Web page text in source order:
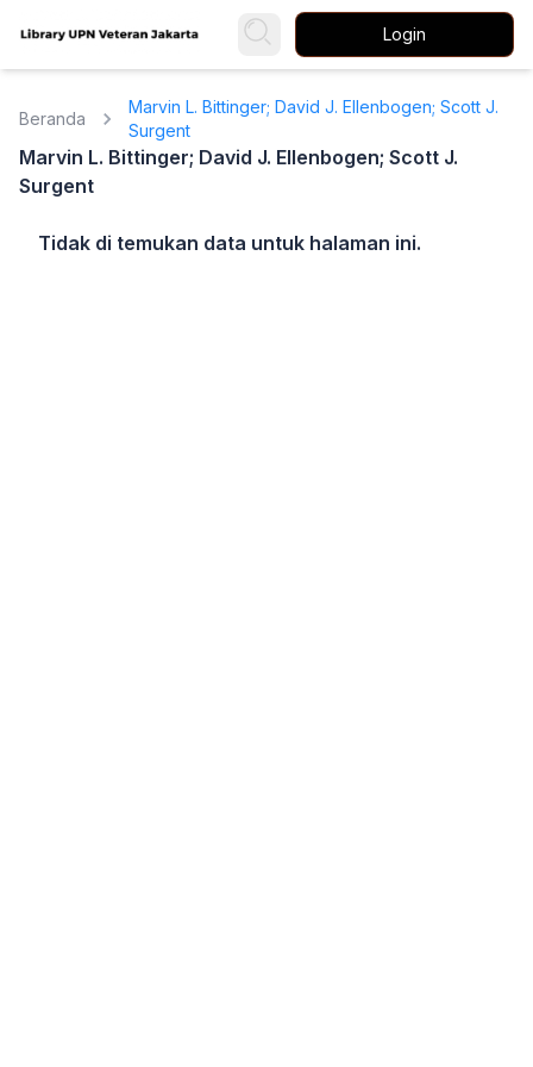
Login
Beranda
Marvin L. Bittinger; David J. Ellenbogen; Scott J.
Surgent
Marvin L. Bittinger; David J. Ellenbogen; Scott J.
Surgent
Tidak di temukan data untuk halaman ini.